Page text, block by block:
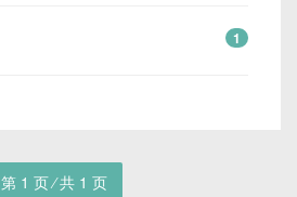
1
第 1 页 ⁄ 共 1 页